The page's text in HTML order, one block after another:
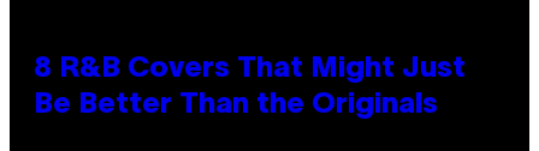
8 R&B Covers That Might Just
Be Better Than the Originals